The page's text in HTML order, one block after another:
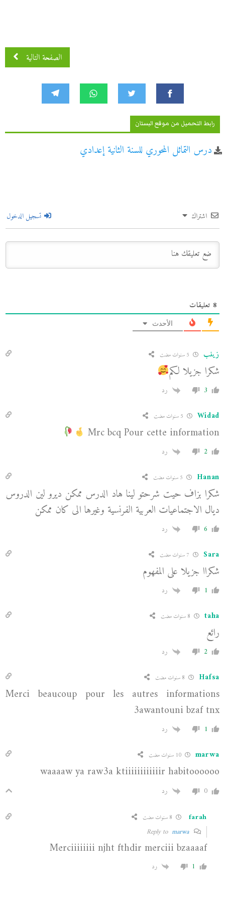
الصفحة التالية
رابط التحميل من موقع البستان
درس التماثل المحوري للسنة الثانية إعدادي
اشتراك تسجيل الدخول
8 تعليقات
الأحدث
زينب
شكرا جزيلا لكم
3 رد
Widad
Mrc bcq Pour cette information
2 رد
Hanan
شكرا بزاف حيت شرحتو لينا هاد الدرس ممكن ديرو لين الدروس
ديال الاجتماعيات العربية الفرنسية وغيرها الى كان ممكن
6 رد
Sara
شكراا جزيلا على المفهوم
1 رد
taha
رائع
2 رد
Hafsa
Merci beaucoup pour les autres informations
3awantouni bzaf tnx
1 رد
marwa 10 سنوات مضت
waaaaw ya raw3a ktiiiiiiiiiiiir habitoooooo
0 رد
farah
Reply to
marwa
Merciiiiiiii njht fthdir merciii bzaaaaf
1 رد